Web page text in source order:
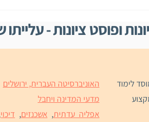
ופוסט ציונות -
לימוד
האוניברסיטה העברית, ירושלים
מדעי המדינה ויחבל
אפליה עדתית, אשכנזים, דיכוי